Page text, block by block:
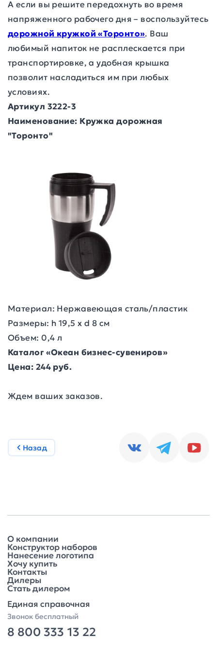
А если вы решите передохнуть во время
напряженного рабочего дня – воспользуйтесь
дорожной кружкой «Торонто». Ваш
любимый напиток не расплескается при
транспортировке, а удобная крышка
позволит насладиться им при любых
условиях.
Артикул 3222-3
Наименование: Кружка дорожная
"Торонто"
Материал: Нержавеющая сталь/пластик
Размеры: h 19,5 х d 8 см
Объем: 0,4 л
Каталог «Океан бизнес-сувениров»
Цена: 244 руб.
Ждем ваших заказов.
Назад
О компании
Конструктор наборов
Нанесение логотипа
Хочу купить
Контакты
Дилеры
Стать дилером
Единая справочная
Звонок бесплатный
8 800 333 13 22